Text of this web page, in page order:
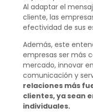
Al adaptar el
cliente, las
efectividad de sus
Además, este
empresas ser más
mercado, innovar
comunicación y
relaciones más
clientes, ya sean
individuales.